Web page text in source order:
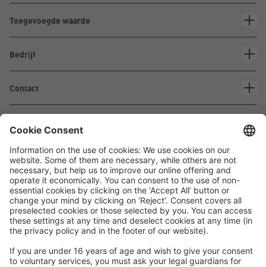
Toegevoegde waarde
Bedrijf
Contact
Waskönig+Walter
Kabel-Werk GmbH u. Co. KG
Ostermoorstraße 77
26683 Saterland
Telefoon +49 4498 88-0
Fax +49 4498 88-900
info[att]waskoenig.de